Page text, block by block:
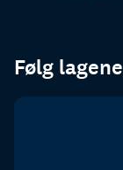
Følg lagene